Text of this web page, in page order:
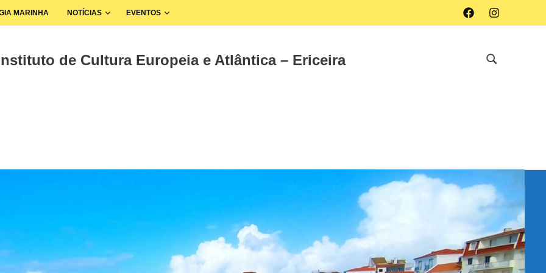
FacebookInstagram
MARINHA NOTÍCIAS EVENTOS
de Cultura Europeia e Atlântica – Ericeira